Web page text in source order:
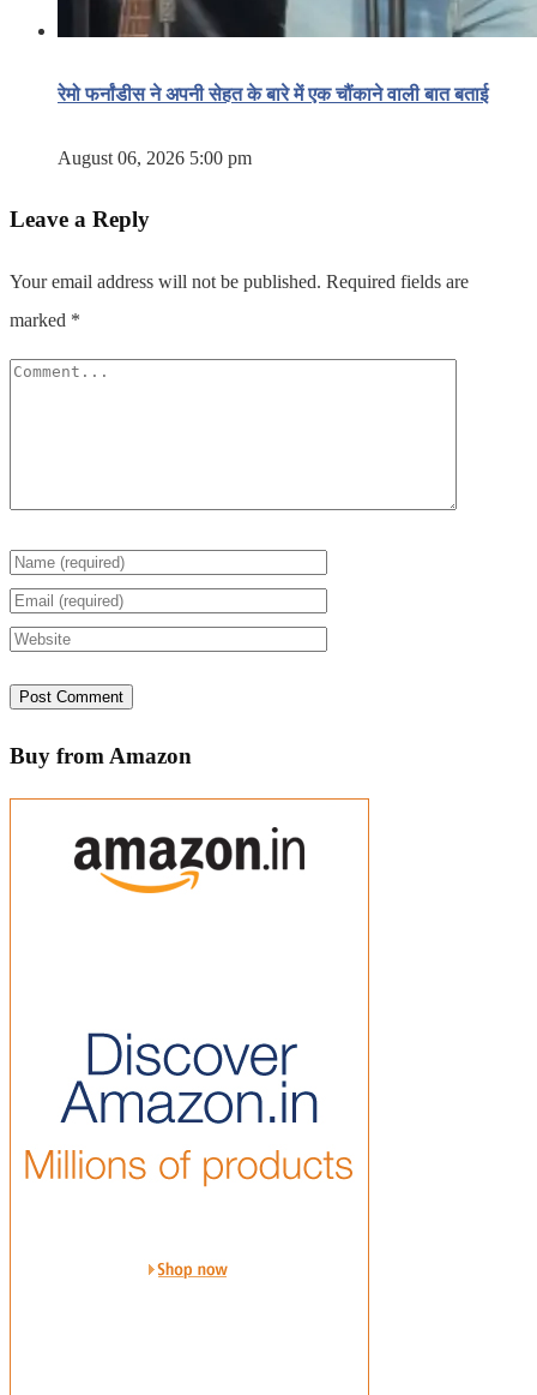
रेमो फर्नांडीस ने अपनी सेहत के बारे में एक चौंकाने वाली बात बताई
August 06, 2026 5:00 pm
Leave a Reply
Your email address will not be published. Required fields are
marked *
Buy from Amazon